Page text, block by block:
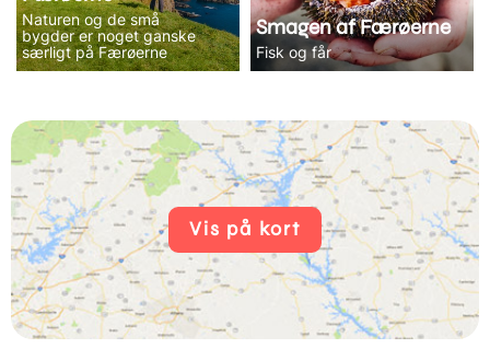
Naturen og de små
bygder er noget ganske
særligt på Færøerne
Smagen af Færøerne
Fisk og får
Vis på kort